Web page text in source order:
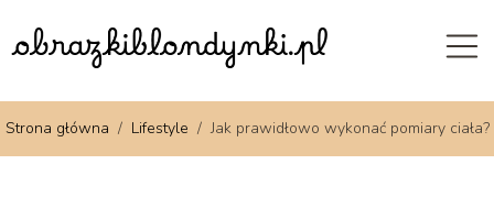
Strona główna / Lifestyle /Jak prawidłowo wykonać pomiary ciała?